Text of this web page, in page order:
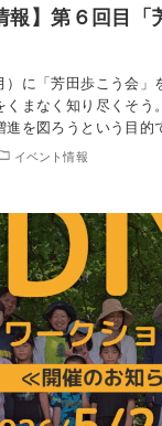
報】第６回目
）に「芳田歩こう会
くまなく知り尽くそう
進を図ろうという目
イベント情報